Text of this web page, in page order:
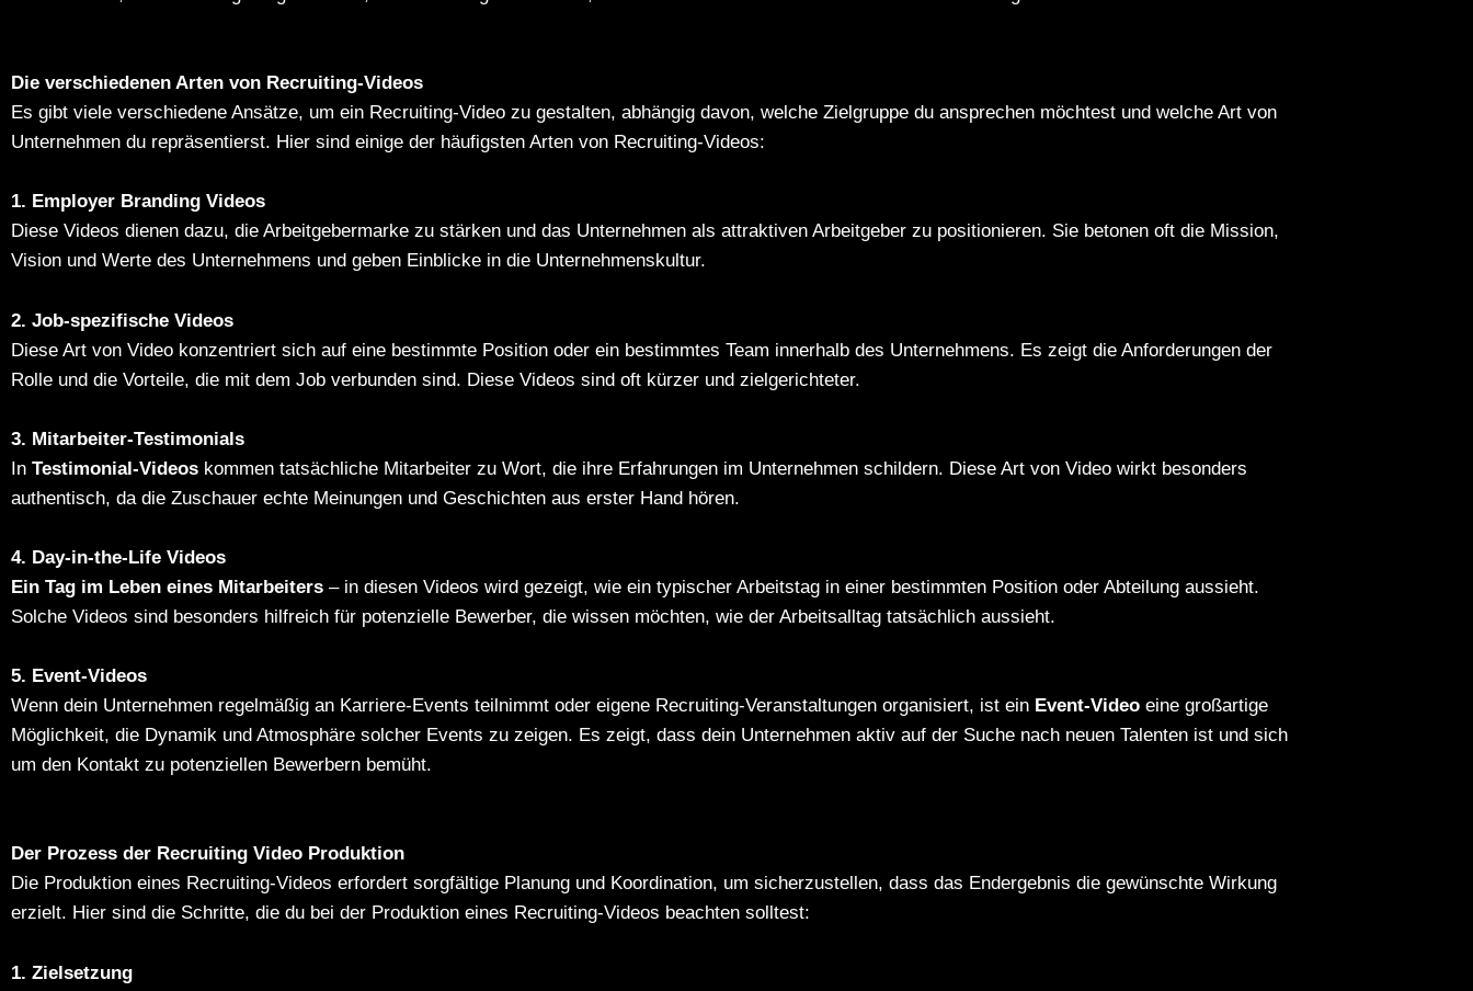
Die verschiedenen Arten von Recruiting-Videos
Es gibt viele verschiedene Ansätze, um ein Recruiting-Video zu gestalten, abhängig davon, welche Zielgruppe du ansprechen möchtest und welche Art von
Unternehmen du repräsentierst. Hier sind einige der häufigsten Arten von Recruiting-Videos:
1. Employer Branding Videos
Diese Videos dienen dazu, die Arbeitgebermarke zu stärken und das Unternehmen als attraktiven Arbeitgeber zu positionieren. Sie betonen oft die Mission,
Vision und Werte des Unternehmens und geben Einblicke in die Unternehmenskultur.
2. Job-spezifische Videos
Diese Art von Video konzentriert sich auf eine bestimmte Position oder ein bestimmtes Team innerhalb des Unternehmens. Es zeigt die Anforderungen der
Rolle und die Vorteile, die mit dem Job verbunden sind. Diese Videos sind oft kürzer und zielgerichteter.
3. Mitarbeiter-Testimonials
In Testimonial-Videos kommen tatsächliche Mitarbeiter zu Wort, die ihre Erfahrungen im Unternehmen schildern. Diese Art von Video wirkt besonders
authentisch, da die Zuschauer echte Meinungen und Geschichten aus erster Hand hören.
4. Day-in-the-Life Videos
Ein Tag im Leben eines Mitarbeiters – in diesen Videos wird gezeigt, wie ein typischer Arbeitstag in einer bestimmten Position oder Abteilung aussieht.
Solche Videos sind besonders hilfreich für potenzielle Bewerber, die wissen möchten, wie der Arbeitsalltag tatsächlich aussieht.
5. Event-Videos
Wenn dein Unternehmen regelmäßig an Karriere-Events teilnimmt oder eigene Recruiting-Veranstaltungen organisiert, ist ein Event-Video eine großartige
Möglichkeit, die Dynamik und Atmosphäre solcher Events zu zeigen. Es zeigt, dass dein Unternehmen aktiv auf der Suche nach neuen Talenten ist und sich
um den Kontakt zu potenziellen Bewerbern bemüht.
Der Prozess der Recruiting Video Produktion
Die Produktion eines Recruiting-Videos erfordert sorgfältige Planung und Koordination, um sicherzustellen, dass das Endergebnis die gewünschte Wirkung
erzielt. Hier sind die Schritte, die du bei der Produktion eines Recruiting-Videos beachten solltest:
1. Zielsetzung